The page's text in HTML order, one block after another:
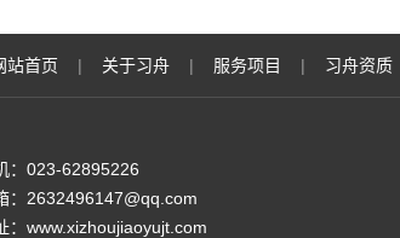
站首页 | 关于习舟 | 服务项目 | 习舟资质
：023-62895226
：2632496147@qq.com
：www.xizhoujiaoyujt.com